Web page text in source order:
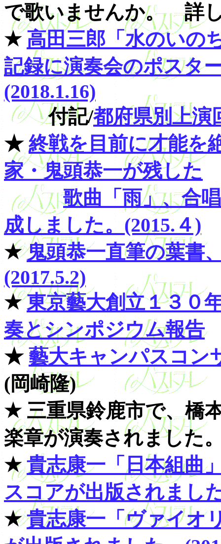
で歌いませんか。 詳
★ 高田三郎「水のいの
記録に演奏会のポスタ
(2018.1.16)
付記/都府県別上演
★ 終戦を目前に才能を
家・鬼頭恭一が残した
歌曲「雨」、合
成しました。(2015.４)
★鬼頭恭一直筆の葉書
(2017.5.2)
★東京藝大創立１３０
奏とシンポジウム報告
★ 藝大キャンパスコン
(岡崎隆)
★ 三重県鈴鹿市で、橋
楽章が演奏されました
★貴志康一「日本組曲
スコアが出版されまし
★貴志康一「ヴァイオ